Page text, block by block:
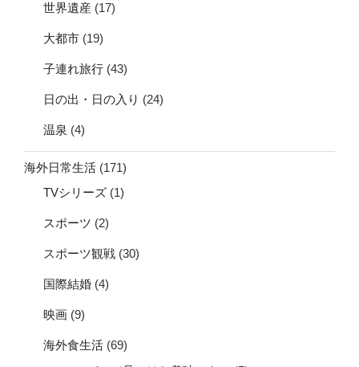
世界遺産 (17)
大都市 (19)
子連れ旅行 (43)
日の出・日の入り (24)
温泉 (4)
海外日常生活 (171)
TVシリーズ (1)
スポーツ (2)
スポーツ観戦 (30)
国際結婚 (4)
映画 (9)
海外食生活 (69)